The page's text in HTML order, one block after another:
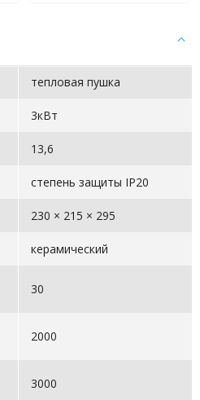
тепловая пушка
3кВт
13,6
степень защиты IP20
230 × 215 × 295
керамический
30
2000
3000